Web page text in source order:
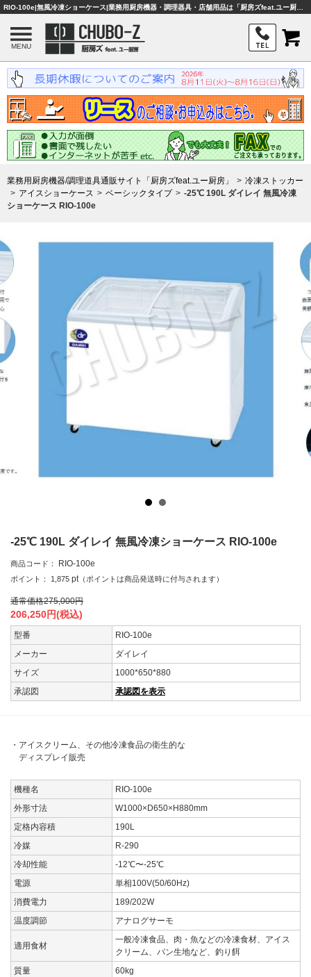
MENU
業務用厨房機器/調理道具通販サイト「厨房ズfeat.ユー厨房」
冷凍ストッカー
アイスショーケース
ベーシックタイプ
-25℃ 190L ダイレイ 無風冷凍
ショーケース RIO-100e
-25℃ 190L ダイレイ 無風冷凍ショーケース RIO-100e
商品コード： RIO-100e
ポイント： 1,875 pt （ポイントは商品発送時に付与されます）
通常価格275,000円
206,250円(税込)
型番
RIO-100e
メーカー
ダイレイ
サイズ
1000*650*880
承認図
承認図を表示
・アイスクリーム、その他冷凍食品の衛生的な
ディスプレイ販売
機種名
RIO-100e
外形寸法
W1000×D650×H880mm
定格内容積
190L
冷媒
R-290
冷却性能
-12℃〜-25℃
電源
単相100V(50/60Hz)
消費電力
189/202W
温度調節
アナログサーモ
適用食材
一般冷凍食品、肉・魚などの冷凍食材、アイス
クリーム、パン生地など、釣り餌
質量
60kg